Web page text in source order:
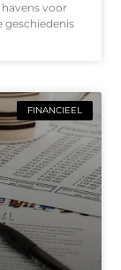
voor
geschiedenis
FINANCIEEL